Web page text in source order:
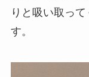
りと吸い取っ
す。